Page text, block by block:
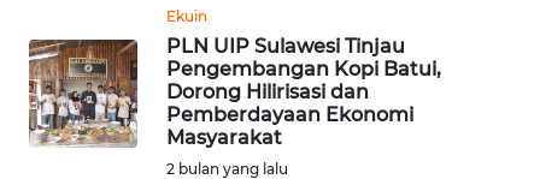
Ekuin
PLN UIP Sulawesi Tinjau
Pengembangan Kopi Batui,
Dorong Hilirisasi dan
Pemberdayaan Ekonomi
Masyarakat
2 bulan yang lalu
WN
KALTIM
WN